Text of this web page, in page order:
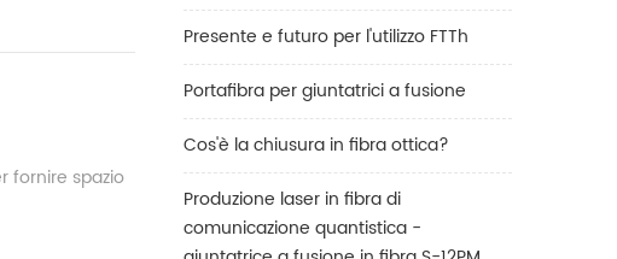
Presente e futuro per l'utilizzo FTTh
Portafibra per giuntatrici a fusione
Cos'è la chiusura in fibra ottica?
Produzione laser in fibra di
comunicazione quantistica -
fornire spazio